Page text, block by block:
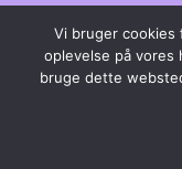
Vi bruger cookies
oplevelse på
bruge dette